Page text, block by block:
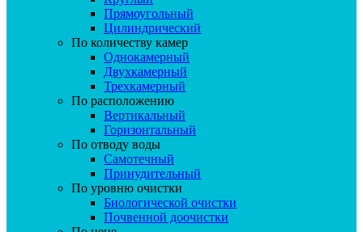
Прямоугольный
Цилиндрический
По количеству камер
Однокамерный
Двухкамерный
Трехкамерный
По расположению
Вертикальный
Горизонтальный
По отводу воды
Самотечный
Принудительный
По уровню очистки
Биологической очистки
Почвенной доочистки